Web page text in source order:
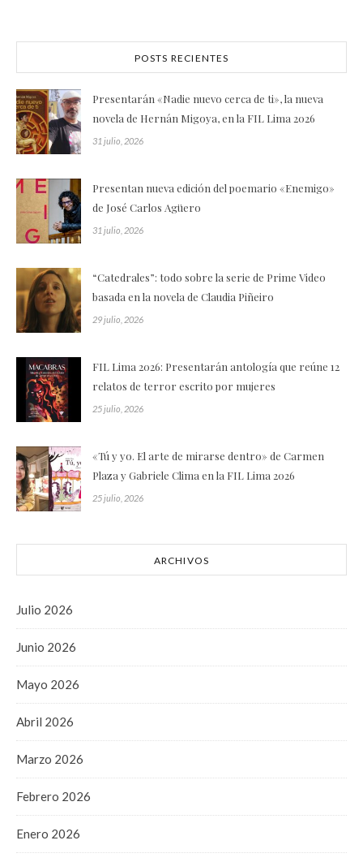
POSTS RECIENTES
Presentarán «Nadie nuevo cerca de ti», la nueva
novela de Hernán Migoya, en la FIL Lima 2026
31 julio, 2026
Presentan nueva edición del poemario «Enemigo»
de José Carlos Agüero
31 julio, 2026
“Catedrales”: todo sobre la serie de Prime Video
basada en la novela de Claudia Piñeiro
29 julio, 2026
FIL Lima 2026: Presentarán antología que reúne 12
relatos de terror escrito por mujeres
25 julio, 2026
«Tú y yo. El arte de mirarse dentro» de Carmen
Plaza y Gabriele Clima en la FIL Lima 2026
25 julio, 2026
ARCHIVOS
Julio 2026
Junio 2026
Mayo 2026
Abril 2026
Marzo 2026
Febrero 2026
Enero 2026